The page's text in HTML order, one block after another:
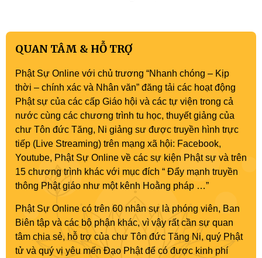
QUAN TÂM & HỖ TRỢ
Phật Sự Online với chủ trương “Nhanh chóng – Kịp
thời – chính xác và Nhân văn” đăng tải các hoạt động
Phật sự của các cấp Giáo hội và các tự viện trong cả
nước cùng các chương trình tu học, thuyết giảng của
chư Tôn đức Tăng, Ni giảng sư được truyền hình trực
tiếp (Live Streaming) trên mạng xã hội: Facebook,
Youtube, Phật Sự Online về các sự kiện Phật sự và trên
15 chương trình khác với mục đích “ Đẩy mạnh truyền
thông Phật giáo như một kênh Hoằng pháp …”
Phật Sự Online có trên 60 nhân sự là phóng viên, Ban
Biên tập và các bộ phận khác, vì vậy rất cần sự quan
tâm chia sẻ, hỗ trợ của chư Tôn đức Tăng Ni, quý Phật
tử và quý vị yêu mến Đạo Phật để có được kinh phí